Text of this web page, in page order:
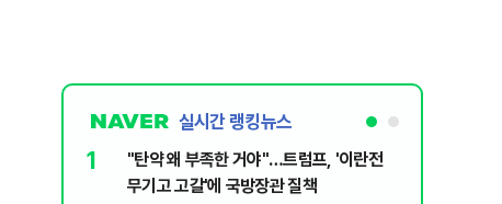
실시간 랭킹뉴스
1
"탄약 왜 부족한 거야"…트럼프, '이란전
무기고 고갈'에 국방장관 질책